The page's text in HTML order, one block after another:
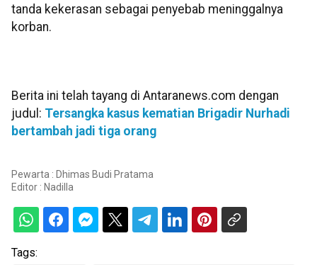
tanda kekerasan sebagai penyebab meninggalnya
korban.
Berita ini telah tayang di Antaranews.com dengan
judul: Tersangka kasus kematian Brigadir Nurhadi
bertambah jadi tiga orang
Pewarta : Dhimas Budi Pratama
Editor : Nadilla
Tags: